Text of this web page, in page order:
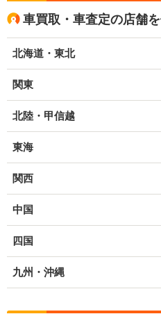
車買取・車査定の店舗
北海道・東北
関東
北陸・甲信越
東海
関西
中国
四国
九州・沖縄